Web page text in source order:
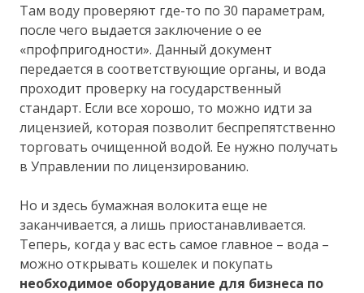
Там воду проверяют где-то по 30 параметрам,
после чего выдается заключение о ее
«профпригодности». Данный документ
передается в соответствующие органы, и вода
проходит проверку на государственный
стандарт. Если все хорошо, то можно идти за
лицензией, которая позволит беспрепятственно
торговать очищенной водой. Ее нужно получать
в Управлении по лицензированию.
Но и здесь бумажная волокита еще не
заканчивается, а лишь приостанавливается.
Теперь, когда у вас есть самое главное – вода –
можно открывать кошелек и покупать
необходимое оборудование для бизнеса по